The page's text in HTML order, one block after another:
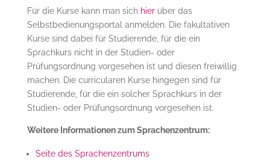
Für die Kurse kann man sich hierüber das
Selbstbedienungsportal anmelden. Die fakultativen
Kurse sind dabei für Studierende, für die ein
Sprachkurs nicht in der Studien- oder
Prüfungsordnung vorgesehen ist und diesen freiwillig
machen. Die curricularen Kurse hingegen sind für
Studierende, für die ein solcher Sprachkurs in der
Studien- oder Prüfungsordnung vorgesehen ist.
Weitere Informationen zum Sprachenzentrum:
Seite des Sprachenzentrums